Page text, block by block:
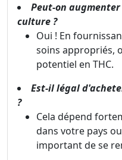
Peut-on
culture ?
Oui ! En
soins appropriés,
potentiel en THC.
Est-il légal
?
Cela dépend
dans votre pays
important de se